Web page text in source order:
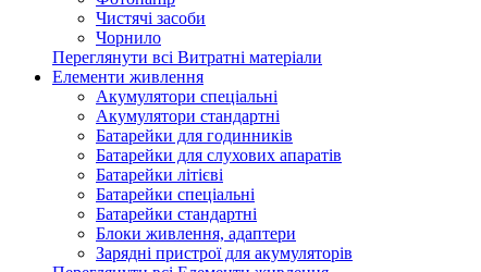
Чистячі засоби
Чорнило
Переглянути всі Витратні матеріали
Елементи живлення
Акумулятори спеціальні
Акумулятори стандартні
Батарейки для годинників
Батарейки для слухових апаратів
Батарейки літієві
Батарейки спеціальні
Батарейки стандартні
Блоки живлення, адаптери
Зарядні пристрої для акумуляторів